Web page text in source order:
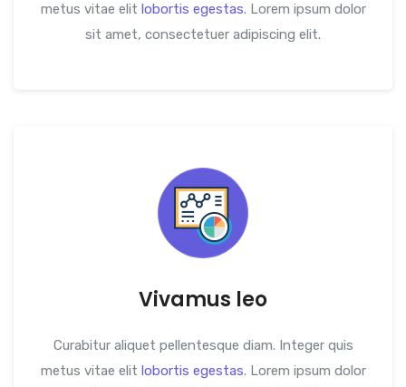
metus vitae elit lobortis egestas. Lorem ipsum dolor
sit amet, consectetuer adipiscing elit.
Vivamus leo
Curabitur aliquet pellentesque diam. Integer quis
metus vitae elit lobortis egestas. Lorem ipsum dolor